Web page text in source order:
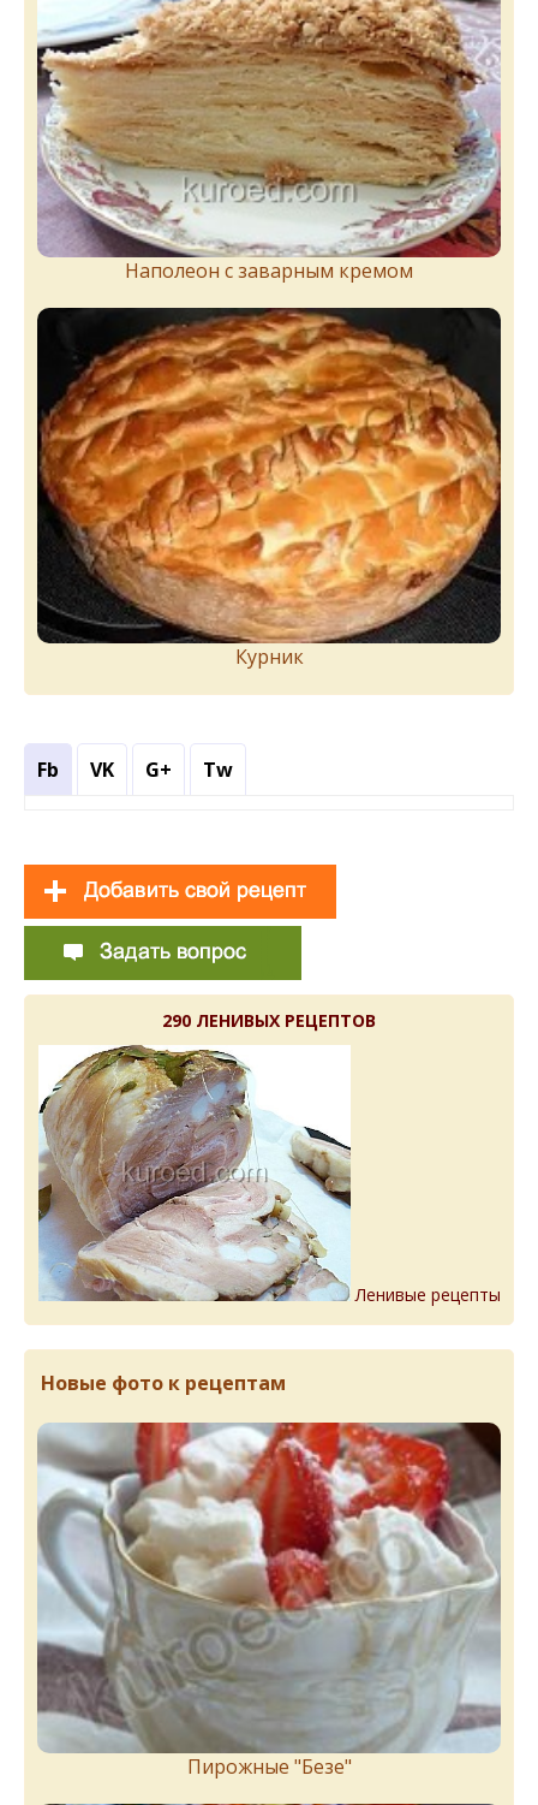
Наполеон с заварным кремом
Курник
Fb VK G+ Tw
290 ЛЕНИВЫХ РЕЦЕПТОВ
Ленивые рецепты
Новые фото к рецептам
Пирожныe "Бeзe"